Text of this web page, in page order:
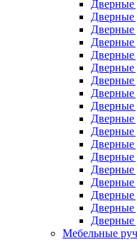
Дверные
Дверные
Дверные
Дверные
Дверные
Дверные
Дверные
Дверные
Дверные
Дверные
Дверные
Дверные
Дверные
Дверные
Дверные
Дверные
Дверные
Дверные
Мебельные